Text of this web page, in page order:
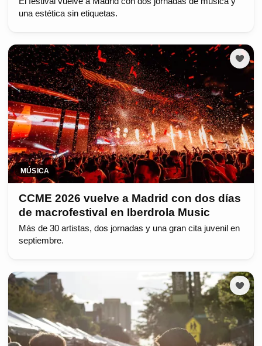
una estética sin etiquetas.
MÚSICA
CCME 2026 vuelve a Madrid con dos días
de macrofestival en Iberdrola Music
Más de 30 artistas, dos jornadas y una gran cita juvenil en
septiembre.